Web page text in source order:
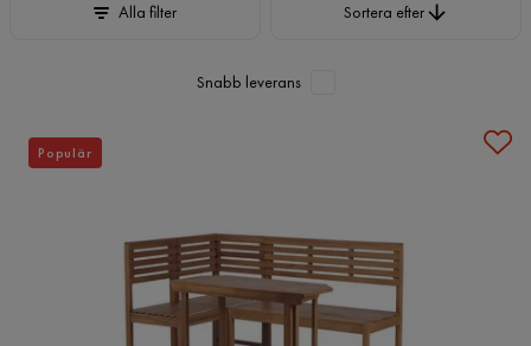
Alla filter Sortera efter
Snabb leverans
Populär